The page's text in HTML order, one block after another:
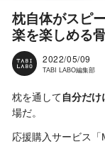
枕自体がスピ
楽を楽しめる
2022/05/09
TABI LABO編集部
枕を通して自分だけ
場だ。
応援購入サービス